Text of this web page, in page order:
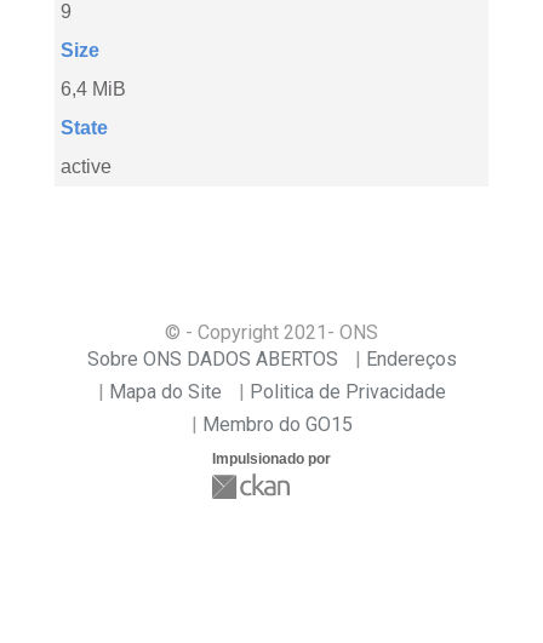
9
Size
6,4 MiB
State
active
© - Copyright 2021 - ONS
Sobre ONS DADOS ABERTOS
Endereços
Mapa do Site
Politica de Privacidade
Membro do GO15
Impulsionado por